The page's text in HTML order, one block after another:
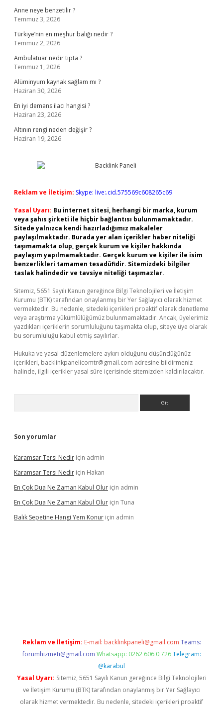
Anne neye benzetilir ?
Temmuz 3, 2026
Türkiye’nin en meşhur balığı nedir ?
Temmuz 2, 2026
Ambulatuar nedir tıpta ?
Temmuz 1, 2026
Alüminyum kaynak sağlam mı ?
Haziran 30, 2026
En iyi demans ilacı hangisi ?
Haziran 23, 2026
Altının rengi neden değişir ?
Haziran 19, 2026
Reklam ve İletişim: Skype: live:.cid.575569c608265c69
Yasal Uyarı: Bu internet sitesi, herhangi bir marka, kurum
veya şahıs şirketi ile hiçbir bağlantısı bulunmamaktadır.
Sitede yalnızca kendi hazırladığımız makaleler
paylaşılmaktadır. Burada yer alan içerikler haber niteliği
taşımamakta olup, gerçek kurum ve kişiler hakkında
paylaşım yapılmamaktadır. Gerçek kurum ve kişiler ile isim
benzerlikleri tamamen tesadüfidir. Sitemizdeki bilgiler
taslak halindedir ve tavsiye niteliği taşımazlar.
Sitemiz, 5651 Sayılı Kanun gereğince Bilgi Teknolojileri ve İletişim
Kurumu (BTK) tarafından onaylanmış bir Yer Sağlayıcı olarak hizmet
vermektedir. Bu nedenle, sitedeki içerikleri proaktif olarak denetleme
veya araştırma yükümlülüğümüz bulunmamaktadır. Ancak, üyelerimiz
yazdıkları içeriklerin sorumluluğunu taşımakta olup, siteye üye olarak
bu sorumluluğu kabul etmiş sayılırlar.
Hukuka ve yasal düzenlemelere aykırı olduğunu düşündüğünüz
içerikleri, backlinkpanelicomtr@gmail.com adresine bildirmeniz
halinde, ilgili içerikler yasal süre içerisinde sitemizden kaldırılacaktır.
Son yorumlar
Karamsar Tersi Nedir için admin
Karamsar Tersi Nedir için Hakan
En Çok Dua Ne Zaman Kabul Olur için admin
En Çok Dua Ne Zaman Kabul Olur için Tuna
Balık Sepetine Hangi Yem Konur için admin
Reklam ve İletişim: E-mail: backlinkpaneli@gmail.com Teams:
forumhizmeti@gmail.com Whatsapp: 0262 606 0 726 Telegram:
@karabul
Yasal Uyarı: Sitemiz, 5651 Sayılı Kanun gereğince Bilgi Teknolojileri
ve İletişim Kurumu (BTK) tarafından onaylanmış bir Yer Sağlayıcı
olarak hizmet vermektedir. Bu nedenle, sitedeki içerikleri proaktif